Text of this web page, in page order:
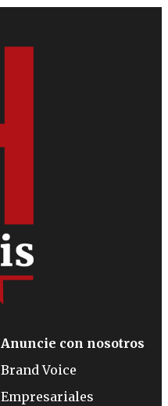
Anuncie con nosotros
Brand Voice
Empresariales